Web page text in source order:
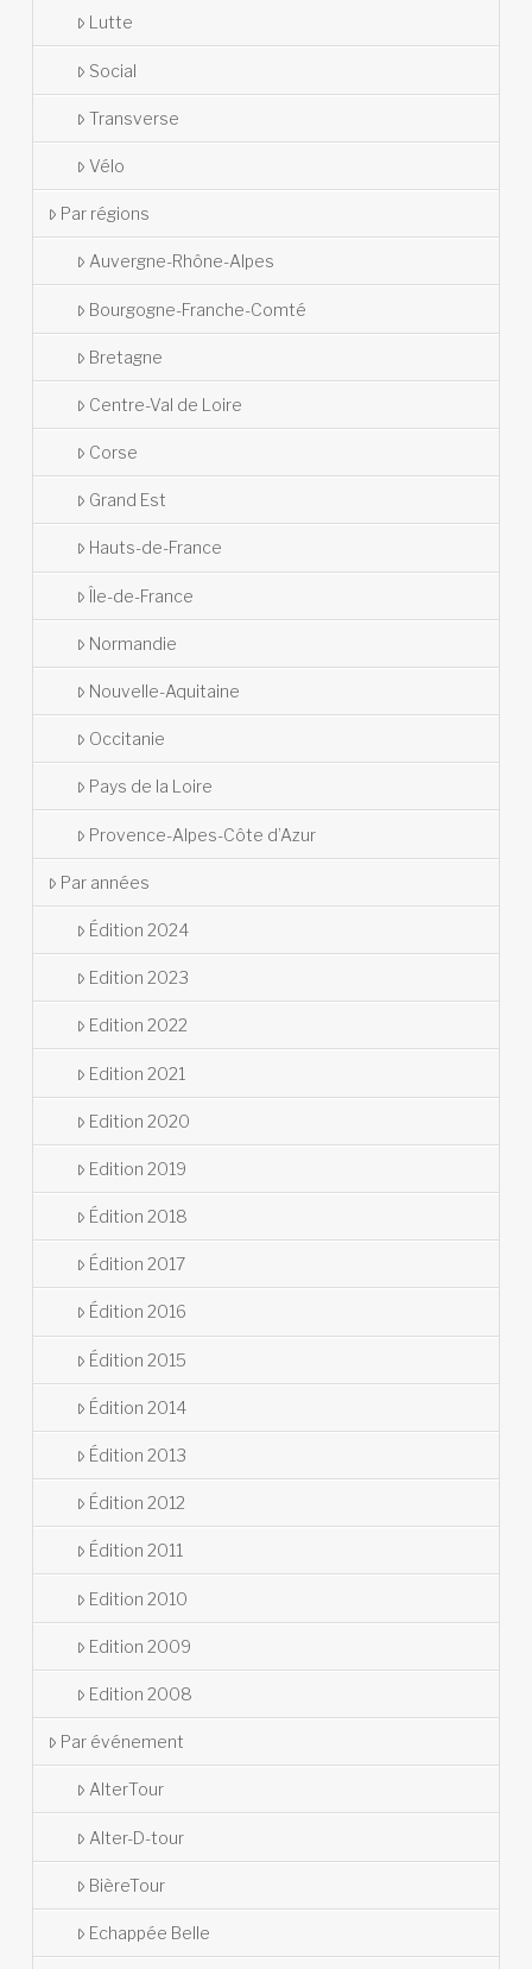
Lutte
Social
Transverse
Vélo
Par régions
Auvergne-Rhône-Alpes
Bourgogne-Franche-Comté
Bretagne
Centre-Val de Loire
Corse
Grand Est
Hauts-de-France
Île-de-France
Normandie
Nouvelle-Aquitaine
Occitanie
Pays de la Loire
Provence-Alpes-Côte d’Azur
Par années
Édition 2024
Edition 2023
Edition 2022
Edition 2021
Edition 2020
Edition 2019
Édition 2018
Édition 2017
Édition 2016
Édition 2015
Édition 2014
Édition 2013
Édition 2012
Édition 2011
Edition 2010
Edition 2009
Edition 2008
Par événement
AlterTour
Alter-D-tour
BièreTour
Echappée Belle